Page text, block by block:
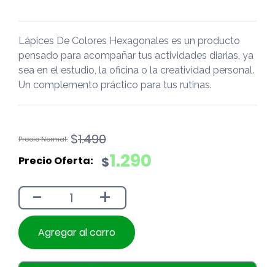
Lápices De Colores Hexagonales es un producto
pensado para acompañar tus actividades diarias, ya
sea en el estudio, la oficina o la creatividad personal.
Un complemento práctico para tus rutinas.
$1.490
El
original
$1.490.
$1.290
El
actual
$1.290.
- +
Agregar al carro